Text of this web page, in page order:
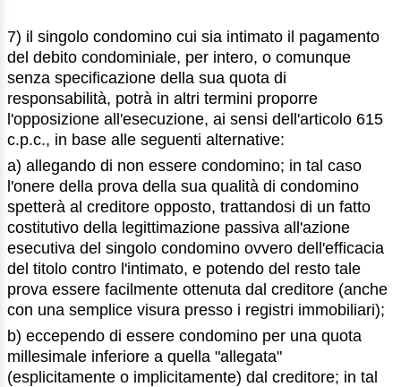
7) il singolo condomino cui sia intimato il pagamento
del debito condominiale, per intero, o comunque
senza specificazione della sua quota di
responsabilità, potrà in altri termini proporre
l'opposizione all'esecuzione, ai sensi dell'articolo 615
c.p.c., in base alle seguenti alternative:
a) allegando di non essere condomino; in tal caso
l'onere della prova della sua qualità di condomino
spetterà al creditore opposto, trattandosi di un fatto
costitutivo della legittimazione passiva all'azione
esecutiva del singolo condomino ovvero dell'efficacia
del titolo contro l'intimato, e potendo del resto tale
prova essere facilmente ottenuta dal creditore (anche
con una semplice visura presso i registri immobiliari);
b) eccependo di essere condomino per una quota
millesimale inferiore a quella "allegata"
(esplicitamente o implicitamente) dal creditore; in tal